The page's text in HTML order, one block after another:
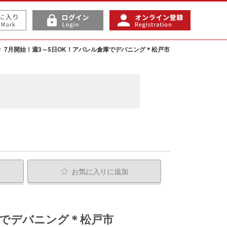
7月開始！週3～5日OK！アパレル倉庫でデバニング＊松戸市
お気に入り に追加
デバニング＊松戸市